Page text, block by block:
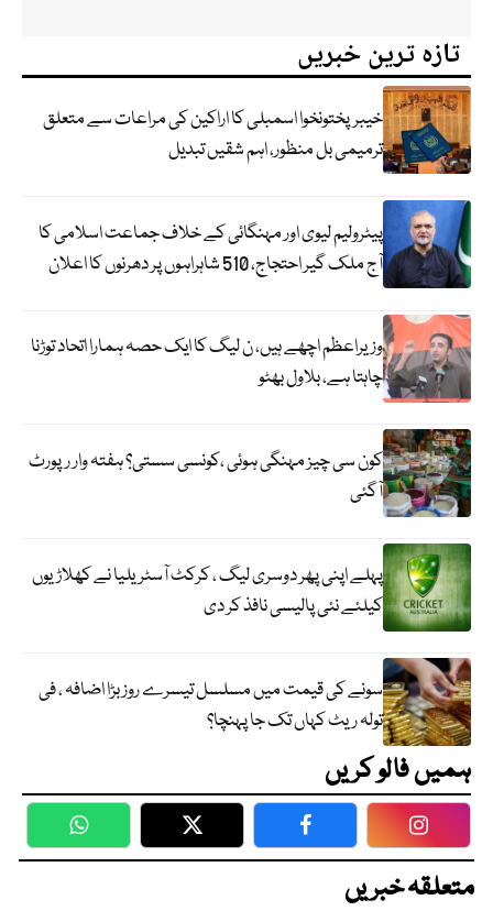
تازہ ترین خبریں
خیبرپختونخوا اسمبلی کا اراکین کی مراعات سے متعلق
ترمیمی بل منظور، اہم شقیں تبدیل
پیٹرولیم لیوی اور مہنگائی کے خلاف جماعت اسلامی کا
آج ملک گیر احتجاج، 510 شاہراہوں پر دھرنوں کا اعلان
وزیراعظم اچھے ہیں، ن لیگ کا ایک حصہ ہمارا اتحاد توڑنا
چاہتا ہے، بلاول بھٹو
کون سی چیز مہنگی ہوئی ،کونسی سستی؟ ہفتہ وار رپورٹ
آگئی
پہلے اپنی پھر دوسری لیگ ، کرکٹ آسٹریلیا نے کھلاڑیوں
کیلئے نئی پالیسی نافذ کر دی
سونے کی قیمت میں مسلسل تیسرے روز بڑا اضافہ ، فی
تولہ ریٹ کہاں تک جا پہنچا؟
ہمیں فالو کریں
WhatsApp Twitter Facebook
متعلقہ خبریں